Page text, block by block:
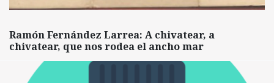
Ramón Fernández Larrea: A chivatear, a
chivatear, que nos rodea el ancho mar